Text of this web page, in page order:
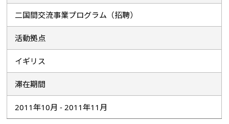
二国間交流事業プログラム（招聘）
活動拠点
イギリス
滞在期間
2011年10月 - 2011年11月